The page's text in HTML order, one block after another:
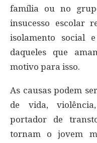
família ou no
insucesso escolar
isolamento social
daqueles que
motivo para isso.
As causas podem
de vida,
portador de
tornam o jovem